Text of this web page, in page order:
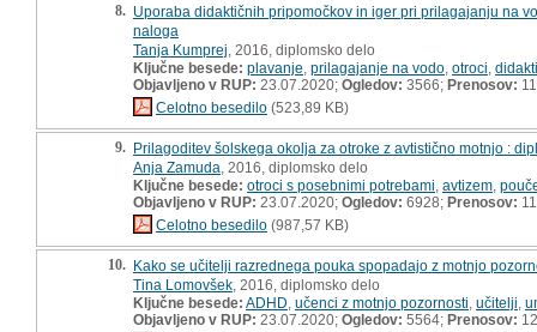
8. Uporaba didaktičnih pripomočkov in iger pri prilagajanju na
naloga
Tanja Kumprej , 2016, diplomsko delo
Ključne besede: plavanje prilagajanje na vodo otroci
Objavljeno v RUP: 23.07.2020; Ogledov: 3566; Prenosov:
Celotno besedilo (523,89 KB)
9. Prilagoditev šolskega okolja za otroke z avtistično motnjo :
Anja Zamuda , 2016, diplomsko delo
Ključne besede: otroci s posebnimi potrebami avtizem
Objavljeno v RUP: 23.07.2020; Ogledov: 6928; Prenosov:
Celotno besedilo (987,57 KB)
10. Kako se učitelji razrednega pouka spopadajo z motnjo
Tina Lomovšek , 2016, diplomsko delo
Ključne besede: ADHD učenci z motnjo pozornosti učitelji
Objavljeno v RUP: 23.07.2020; Ogledov: 5564; Prenosov: